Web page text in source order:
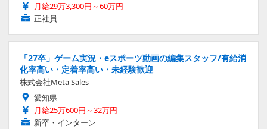
月給29万3,300円～60万円
正社員
「27卒」ゲーム実況・eスポーツ動画の編集スタッフ/有給消
化率高い・定着率高い・未経験歓迎
株式会社Meta Sales
愛知県
月給25万600円～32万円
新卒・インターン